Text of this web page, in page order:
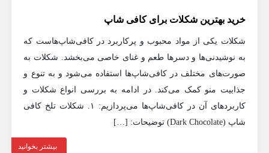
خرید بهترین شکلات برای کافی شاپ
شکلات یکی از مواد محبوب و پرکاربرد در کافی‌شاپ‌هاست که
به نوشیدنی‌ها و دسرها طعم و غنای خاصی می‌بخشد. شکلات به
صورت‌های مختلف در کافی‌شاپ‌ها استفاده می‌شود و به تنوع و
جذابیت منو کمک می‌کند. در ادامه به بررسی انواع شکلات و
کاربردهای آن در کافی‌شاپ‌ها می‌پردازیم: ۱. شکلات تلخ کافی
شاپ (Dark Chocolate) توضیحات: […]
بیشتر بخوانید